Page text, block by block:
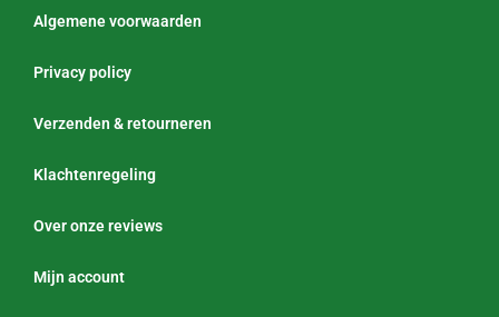
Algemene voorwaarden
Privacy policy
Verzenden & retourneren
Klachtenregeling
Over onze reviews
Mijn account